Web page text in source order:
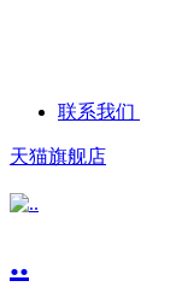
联系我们
天猫旗舰店
..